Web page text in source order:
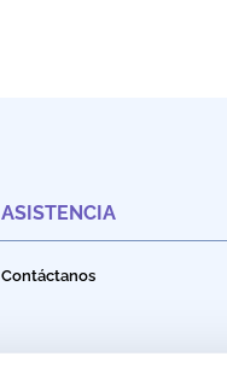
ASISTENCIA
Contáctanos